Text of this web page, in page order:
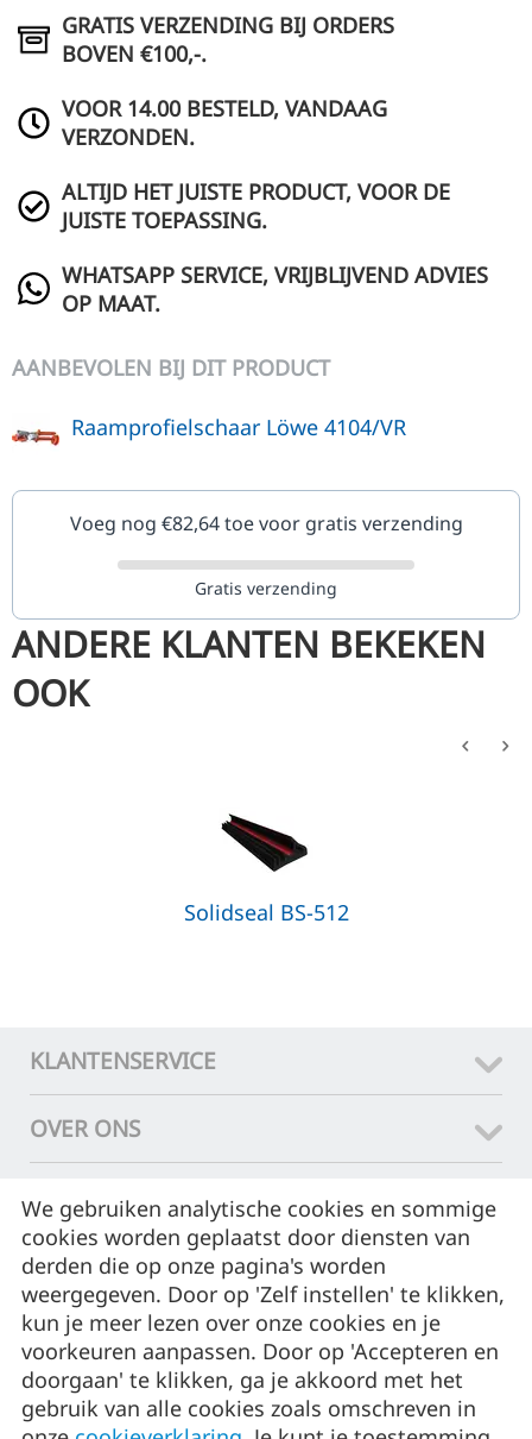
GRATIS VERZENDING BIJ ORDERS
BOVEN €100,-.
VOOR 14.00 BESTELD, VANDAAG
VERZONDEN.
ALTIJD HET JUISTE PRODUCT, VOOR DE
JUISTE TOEPASSING.
WHATSAPP SERVICE, VRIJBLIJVEND ADVIES
OP MAAT.
AANBEVOLEN BIJ DIT PRODUCT
Raamprofielschaar Löwe 4104/VR
Voeg nog €82,64toe voor gratis verzending
Gratis verzending
ANDERE KLANTEN BEKEKEN
OOK
Solidseal BS-512
KLANTENSERVICE
OVER ONS
CONTACT
ASSORTIMENT
MIJN ACCOUNT
© 2015 - 2026 Luchtdichtshop.
We gebruiken analytische cookies en sommige
cookies worden geplaatst door diensten van
derden die op onze pagina's worden
weergegeven. Door op 'Zelf instellen' te klikken,
kun je meer lezen over onze cookies en je
voorkeuren aanpassen. Door op 'Accepteren en
doorgaan' te klikken, ga je akkoord met het
gebruik van alle cookies zoals omschreven in